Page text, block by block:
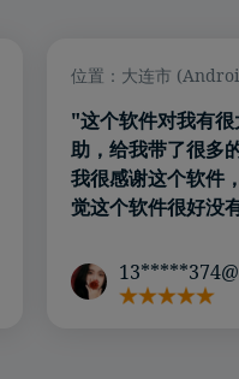
位置：大连市
"这个软件对我有很
助，给我带了很多
我很感谢这个软件
觉这个软件很好没